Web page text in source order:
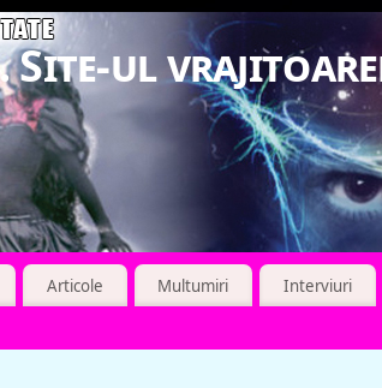
ul
Articole Multumiri Interviuri